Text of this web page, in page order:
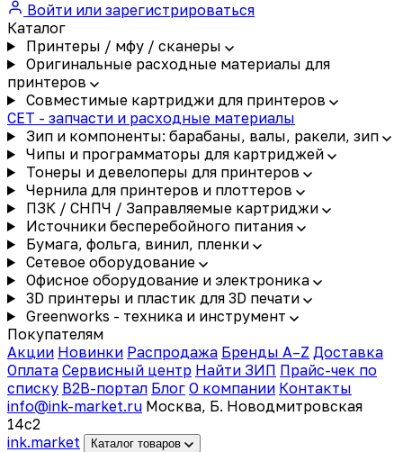
Войти или зарегистрироваться
Каталог
Принтеры / мфу / сканеры
Оригинальные расходные материалы для
принтеров
Совместимые картриджи для принтеров
CET - запчасти и расходные материалы
Зип и компоненты: барабаны, валы, ракели, зип
Чипы и программаторы для картриджей
Тонеры и девелоперы для принтеров
Чернила для принтеров и плоттеров
ПЗК / СНПЧ / Заправляемые картриджи
Источники бесперебойного питания
Бумага, фольга, винил, пленки
Сетевое оборудование
Офисное оборудование и электроника
3D принтеры и пластик для 3D печати
Greenworks - техника и инструмент
Покупателям
Акции Новинки Распродажа Бренды A–Z Доставка
Оплата Сервисный центр Найти ЗИП Прайс-чек по
списку B2B-портал Блог О компании Контакты
info@ink-market.ru Москва, Б. Новодмитровская
14с2
ink.market Каталог товаров